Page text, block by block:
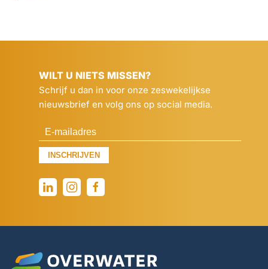
WILT U NIETS MISSEN?
Schrijf u dan in voor onze zeswekelijkse
nieuwsbrief en volg ons op social media.
INSCHRIJVEN